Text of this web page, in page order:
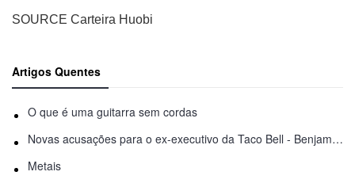
SOURCE Carteira Huobi
Artigos Quentes
O que é uma guitarra sem cordas
Novas acusações para o ex-executivo da Taco Bell - Benjamin Golden - na briga do Uber
Metais